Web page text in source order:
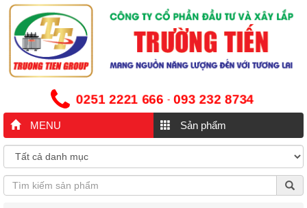
0251 2221 666 - 093 232 8734
MENU Sản phẩm